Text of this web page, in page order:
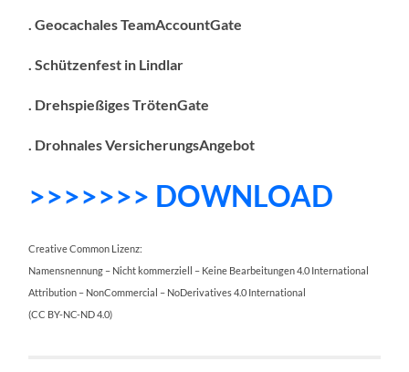
. Geocachales TeamAccountGate
. Schützenfest in Lindlar
. Drehspießiges TrötenGate
. Drohnales VersicherungsAngebot
>>>>>>> DOWNLOAD
Creative Common Lizenz:
Namensnennung – Nicht kommerziell – Keine Bearbeitungen 4.0 International
Attribution – NonCommercial – NoDerivatives 4.0 International
(CC BY-NC-ND 4.0)